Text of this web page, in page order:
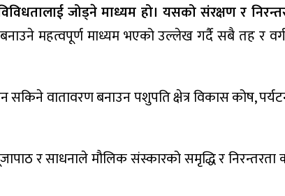
जोड्ने माध्यम हो। यसको संरक्षण र
महत्वपूर्ण माध्यम भएको उल्लेख गर्दै सबै तह र
वातावरण बनाउन पशुपति क्षेत्र विकास कोष,
र साधनाले मौलिक संस्कारको समृद्धि र निरन्तरता